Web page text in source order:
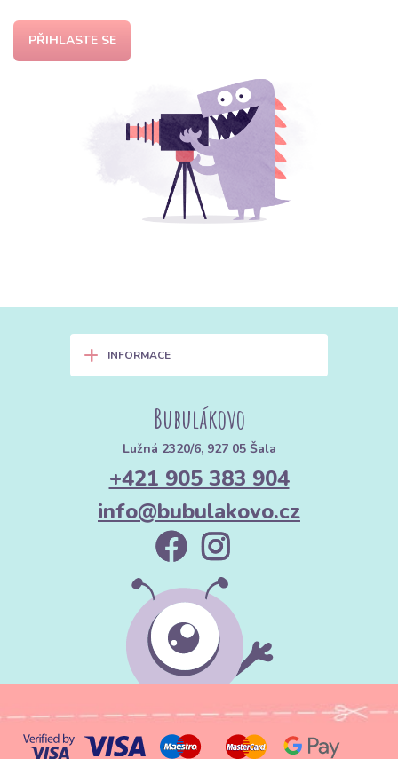
PŘIHLASTE SE
+ INFORMACE
Bubulákovo
Lužná 2320/6, 927 05 Šala
+421 905 383 904
info@bubulakovo.cz